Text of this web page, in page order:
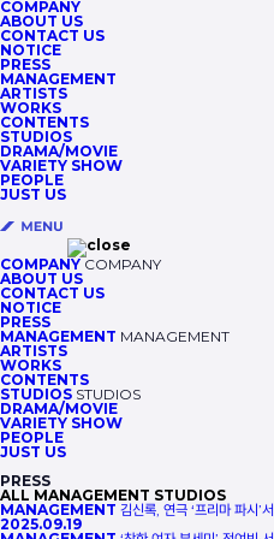
COMPANY
ABOUT US
CONTACT US
NOTICE
PRESS
MANAGEMENT
ARTISTS
WORKS
CONTENTS
STUDIOS
DRAMA/MOVIE
VARIETY SHOW
PEOPLE
JUST US
COMPANY COMPANY
ABOUT US
CONTACT US
NOTICE
PRESS
MANAGEMENT MANAGEMENT
ARTISTS
WORKS
CONTENTS
STUDIOS STUDIOS
DRAMA/MOVIE
VARIETY SHOW
PEOPLE
JUST US
PRESS
ALL MANAGEMENT STUDIOS
MANAGEMENT 김신록, 연극 ‘프리마 파시’
2025.09.19